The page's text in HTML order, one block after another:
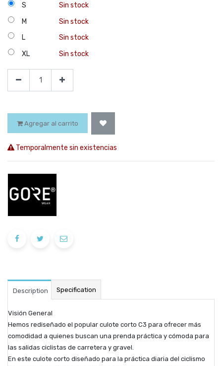
S
Sin stock
M
Sin stock
L
Sin stock
XL
Sin stock
Agregar al carrito
Temporalmente sin existencias
Description Specification
Visión General
Hemos rediseñado el popular culote corto C3 para ofrecer más
comodidad a quienes buscan una prenda práctica y cómoda para
las salidas ciclistas de carretera y gravel.
En este culote corto diseñado para la práctica diaria del ciclismo